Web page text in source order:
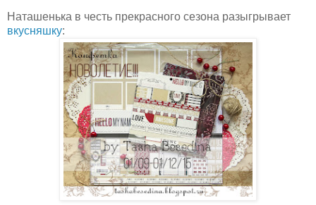
Наташенька в честь прекрасного сезона разыгрывает
вкусняшку: